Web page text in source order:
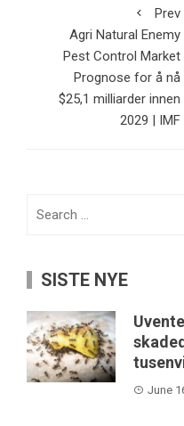
Prev
Agri Natural Enemy
Pest Control Market
Prognose for å nå
$25,1 milliarder innen
2029 | IMF
SISTE NYE
June